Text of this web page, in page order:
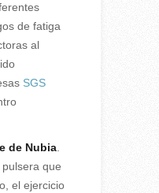
de fatiga
al
SGS
de Nubia.
que
el ejercicio